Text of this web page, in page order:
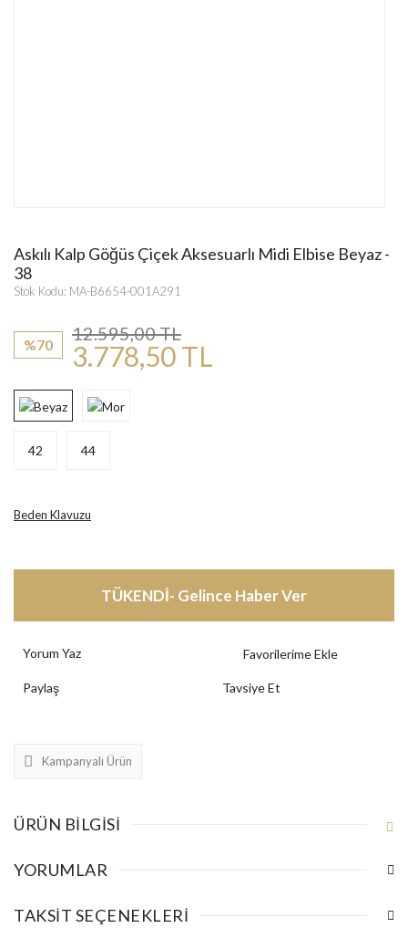
Askılı Kalp Göğüs Çiçek Aksesuarlı Midi Elbise Beyaz -
38
Stok Kodu: MA-B6654-001A291
%70
12.595,00 TL
3.778,50 TL
42 44
Beden Klavuzu
TÜKENDİ- Gelince Haber Ver
Yorum Yaz
Paylaş Tavsiye Et
Kampanyalı Ürün
ÜRÜN BILGISI
YORUMLAR
TAKSIT SEÇENEKLERI